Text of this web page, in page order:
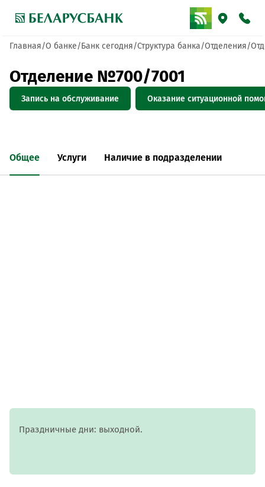
Главная О банке Банк сегодня Структура банка Отделения
Отделение №700/7001
Запись на обслуживание Оказание ситуационной
Общее Услуги Наличие в подразделении
Праздничные дни: выходной.